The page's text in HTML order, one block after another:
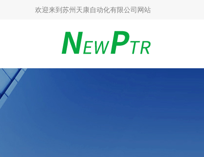
欢迎来到 苏州天康自动化有限公司网站